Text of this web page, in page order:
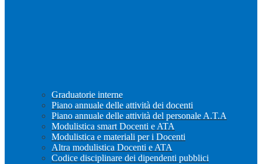
Graduatorie interne
Piano annuale delle attività dei docenti
Piano annuale delle attività del personale A.T.A
Modulistica smart Docenti e ATA
Modulistica e materiali per i Docenti
Altra modulistica Docenti e ATA
Codice disciplinare dei dipendenti pubblici